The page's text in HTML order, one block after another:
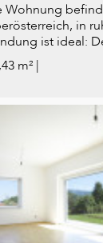
Wohnung
in
ist ideal:
m² |